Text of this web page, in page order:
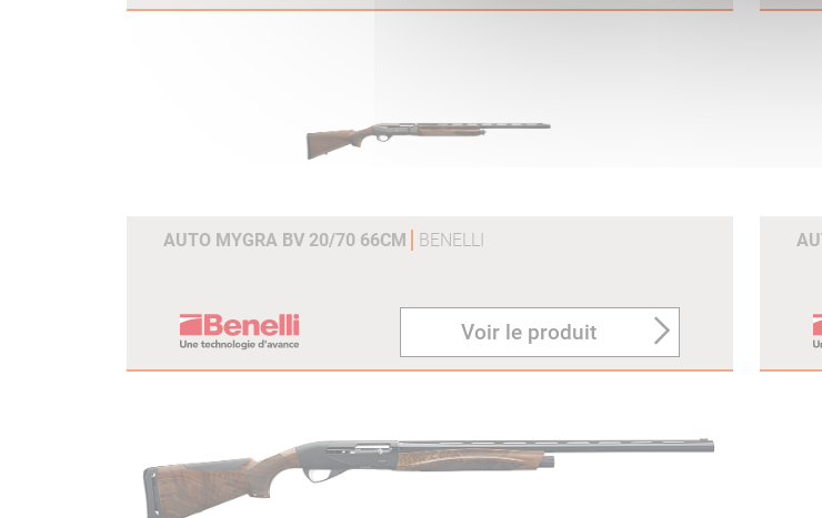
AUTO MYGRA BV 20/70 66CM BENELLI
Voir le produit